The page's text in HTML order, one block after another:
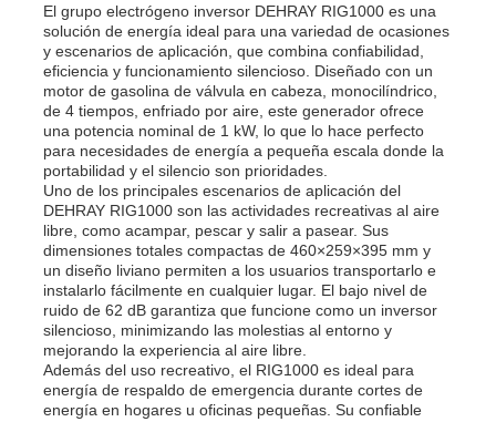
El grupo electrógeno inversor DEHRAY RIG1000 es una
solución de energía ideal para una variedad de ocasiones
y escenarios de aplicación, que combina confiabilidad,
eficiencia y funcionamiento silencioso. Diseñado con un
motor de gasolina de válvula en cabeza, monocilíndrico,
de 4 tiempos, enfriado por aire, este generador ofrece
una potencia nominal de 1 kW, lo que lo hace perfecto
para necesidades de energía a pequeña escala donde la
portabilidad y el silencio son prioridades.
Uno de los principales escenarios de aplicación del
DEHRAY RIG1000 son las actividades recreativas al aire
libre, como acampar, pescar y salir a pasear. Sus
dimensiones totales compactas de 460×259×395 mm y
un diseño liviano permiten a los usuarios transportarlo e
instalarlo fácilmente en cualquier lugar. El bajo nivel de
ruido de 62 dB garantiza que funcione como un inversor
silencioso, minimizando las molestias al entorno y
mejorando la experiencia al aire libre.
Además del uso recreativo, el RIG1000 es ideal para
energía de respaldo de emergencia durante cortes de
energía en hogares u oficinas pequeñas. Su confiable